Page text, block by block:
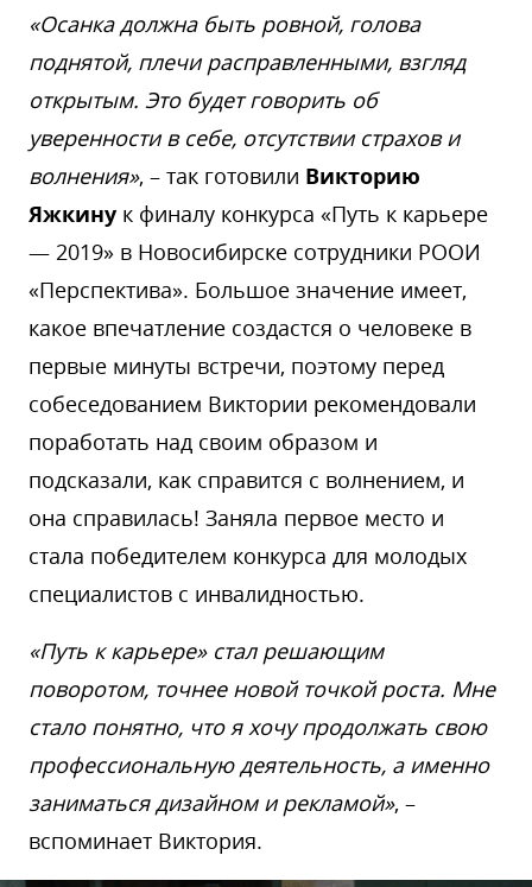
«Осанка должна быть ровной, голова
поднятой, плечи расправленными, взгляд
открытым. Это будет говорить об
уверенности в себе, отсутствии страхов и
волнения», – так готовили Викторию
Яжкину к финалу конкурса «Путь к карьере
— 2019» в Новосибирске сотрудники РООИ
«Перспектива». Большое значение имеет,
какое впечатление создастся о человеке в
первые минуты встречи, поэтому перед
собеседованием Виктории рекомендовали
поработать над своим образом и
подсказали, как справится с волнением, и
она справилась! Заняла первое место и
стала победителем конкурса для молодых
специалистов с инвалидностью.
«Путь к карьере» стал решающим
поворотом, точнее новой точкой роста. Мне
стало понятно, что я хочу продолжать свою
профессиональную деятельность, а именно
заниматься дизайном и рекламой», –
вспоминает Виктория.